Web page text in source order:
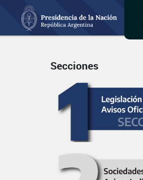
Secciones